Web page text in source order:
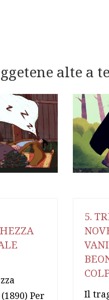
alte a
Per
5.
Il